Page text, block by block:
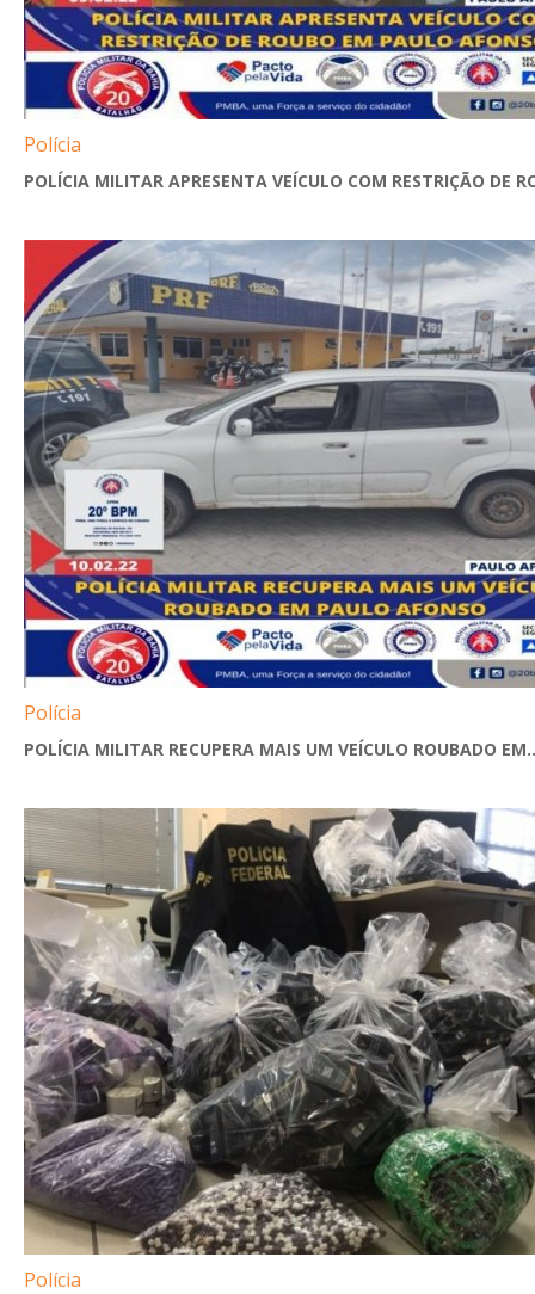
Polícia
POLÍCIA MILITAR APRESENTA VEÍCULO COM RESTRIÇÃO DE
Polícia
POLÍCIA MILITAR RECUPERA MAIS UM VEÍCULO ROUBADO
Polícia